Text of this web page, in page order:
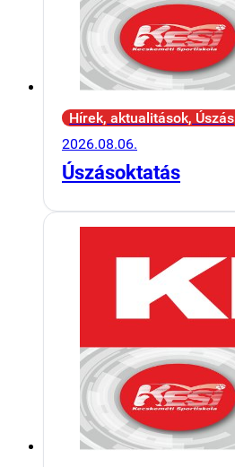
Hírek, aktualitások, Úszás
2026.08.06.
Úszásoktatás